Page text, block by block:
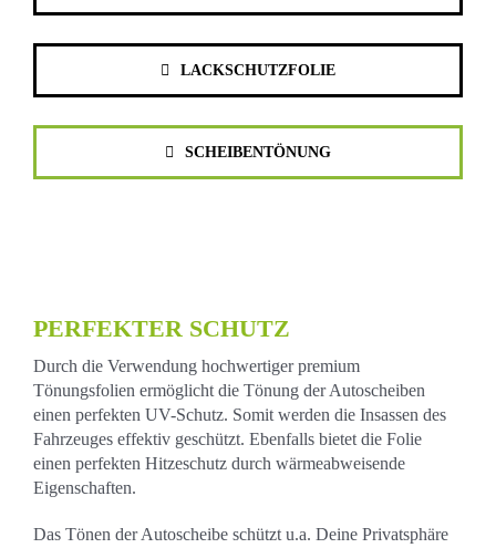
LACKSCHUTZFOLIE
SCHEIBENTÖNUNG
PERFEKTER SCHUTZ
Durch die Verwendung hochwertiger premium
Tönungsfolien ermöglicht die Tönung der Autoscheiben
einen perfekten UV-Schutz. Somit werden die Insassen des
Fahrzeuges effektiv geschützt. Ebenfalls bietet die Folie
einen perfekten Hitzeschutz durch wärmeabweisende
Eigenschaften.
Das Tönen der Autoscheibe schützt u.a. Deine Privatsphäre